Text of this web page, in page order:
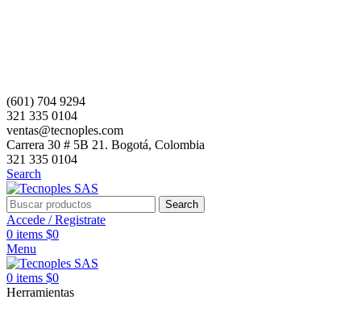
(601) 704 9294
321 335 0104
ventas@tecnoples.com
Carrera 30 # 5B 21. Bogotá, Colombia
321 335 0104
Search
Search
Accede / Registrate
0 items $0
Menu
0 items $0
Herramientas